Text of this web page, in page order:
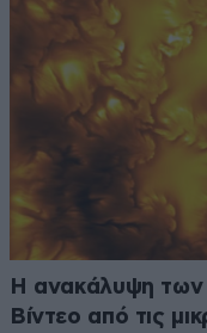
Η ανακάλυψη των
Βίντεο από τις